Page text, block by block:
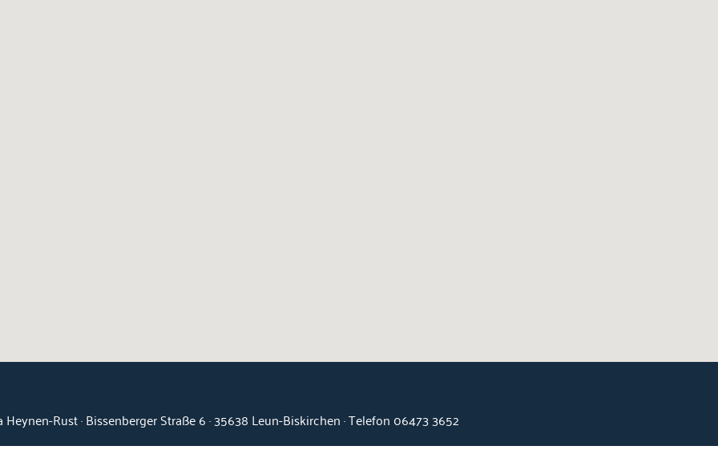
Rust · Bissenberger Straße 6 · 35638 Leun-Biskirchen · Telefon 06473 3652